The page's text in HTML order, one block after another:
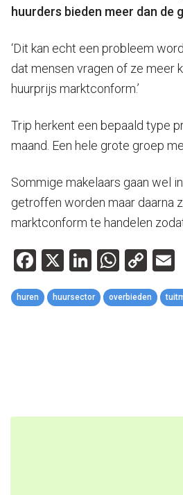
huurders bieden meer dan
‘Dit kan echt een probleem
dat mensen vragen of ze meer
huurprijs marktconform.’
Trip herkent een bepaald type
maand. Een hele grote groep
Sommige makelaars gaan wel
getroffen worden maar daarna
marktconform te handelen
Facebook
X LinkedIn
Copy
huren huursector overbieden